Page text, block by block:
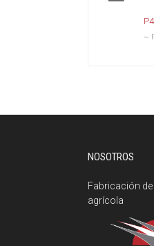
~
NOSOTROS
Fabricación
agrícola